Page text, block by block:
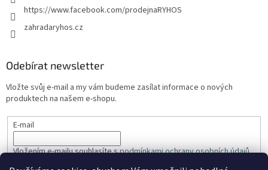
https://www.facebook.com/prodejnaRYHOS
zahradaryhos.cz
Odebírat newsletter
Vložte svůj e-mail a my vám budeme zasílat informace o nových
produktech na našem e-shopu.
E-mail
Vložením e-mailu souhlasíte spodmínkami ochrany osobních údajů